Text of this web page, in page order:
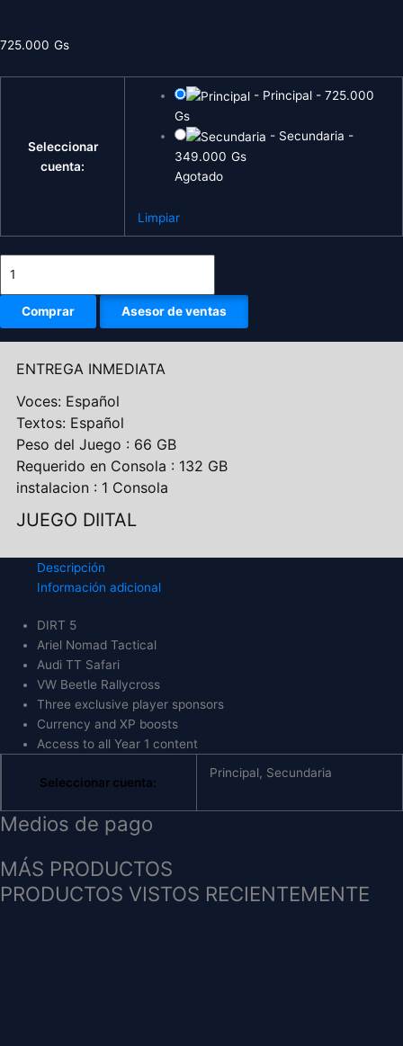
725.000 Gs
Seleccionar
cuenta:
- Principal- 725.000
Gs
- Secundaria -
349.000 Gs
Agotado
Limpiar
Comprar Asesor de ventas
ENTREGA INMEDIATA
Voces: Español
Textos: Español
Peso del Juego : 66 GB
Requerido en Consola : 132 GB
instalacion : 1 Consola
JUEGO DIITAL
Descripción
Información adicional
DIRT 5
Ariel Nomad Tactical
Audi TT Safari
VW Beetle Rallycross
Three exclusive player sponsors
Currency and XP boosts
Access to all Year 1 content
Seleccionar cuenta:
Principal, Secundaria
Medios de pago
MÁS PRODUCTOS
PRODUCTOS VISTOS RECIENTEMENTE